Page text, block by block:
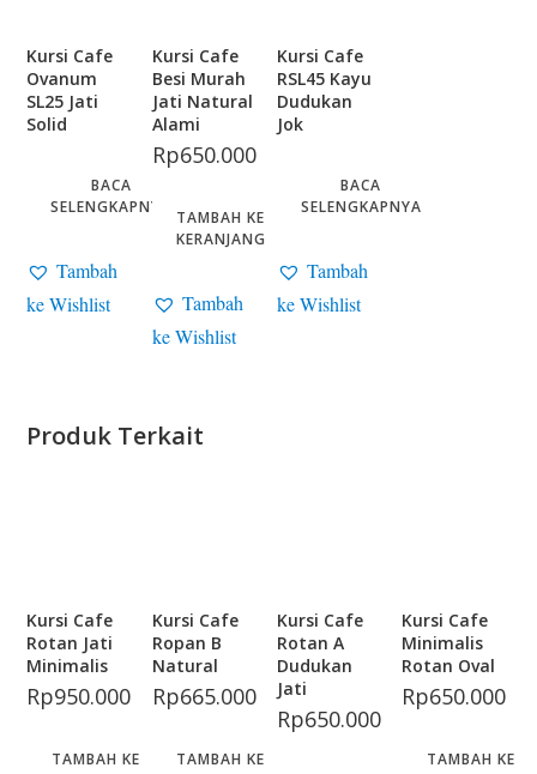
Kursi Cafe
Ovanum
SL25 Jati
Solid
BACA
SELENGKAPNYA
Tambah
ke Wishlist
Kursi Cafe
Besi Murah
Jati Natural
Alami
Rp650.000
TAMBAH KE
KERANJANG
Tambah
ke Wishlist
Kursi Cafe
RSL45 Kayu
Dudukan
Jok
BACA
SELENGKAPNYA
Tambah
ke Wishlist
Produk Terkait
Kursi Cafe
Rotan Jati
Minimalis
Rp950.000
TAMBAH KE
Kursi Cafe
Ropan B
Natural
Rp665.000
TAMBAH KE
Kursi Cafe
Rotan A
Dudukan
Jati
Rp650.000
Kursi Cafe
Minimalis
Rotan Oval
Rp650.000
TAMBAH KE